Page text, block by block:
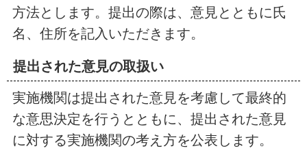
方法とします。提出の際は、意見とともに氏
名、住所を記入いただきます。
提出された意見の取扱い
実施機関は提出された意見を考慮して最終的
な意思決定を行うとともに、提出された意見
に対する実施機関の考え方を公表します。